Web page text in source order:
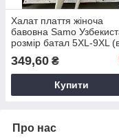
Халат плаття жіноча
бавовна Samo
розмір батал 5XL-9XL
349,60 ₴
Купити
Про нас